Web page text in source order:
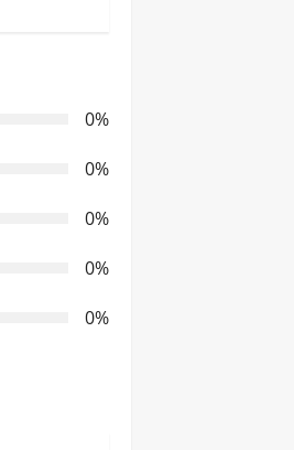
0%
0%
0%
0%
0%